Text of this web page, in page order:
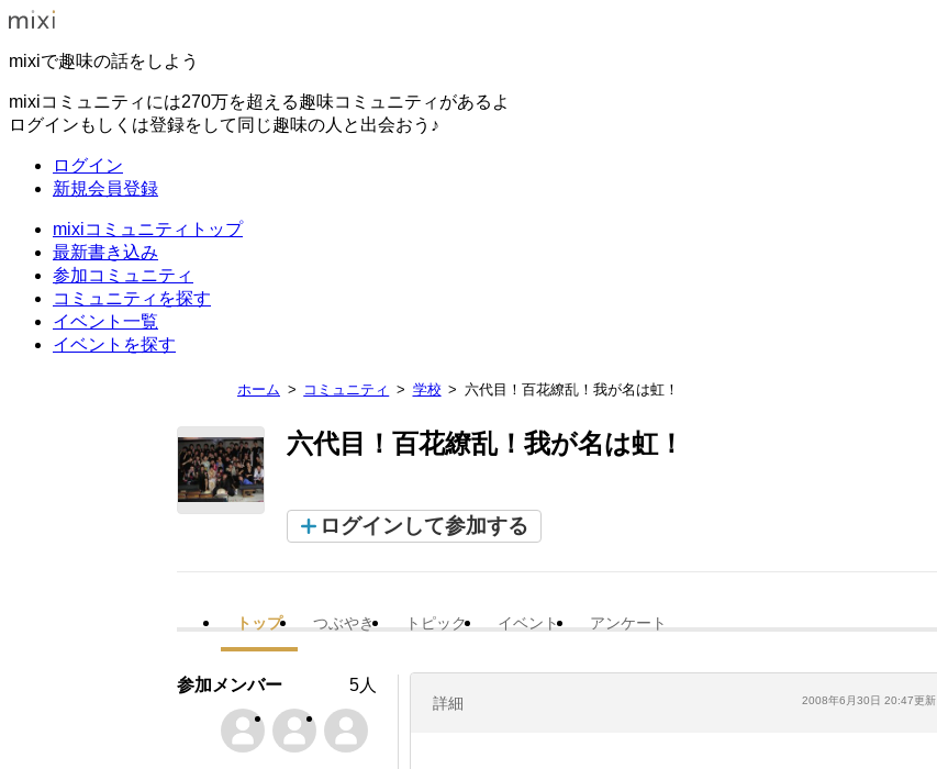
mixiで趣味の話をしよう
mixiコミュニティには270万を超える趣味コミュニティがあるよ
ログインもしくは登録をして同じ趣味の人と出会おう♪
ログイン
新規会員登録
mixiコミュニティトップ
最新書き込み
参加コミュニティ
コミュニティを探す
イベント一覧
イベントを探す
ホーム コミュニティ 学校 六代目！百花繚乱！我が名は虹！
六代目！百花繚乱！我が名は虹！
ログインして参加する
トップ つぶやき トピック イベント アンケート
詳細 2008年6月30日 20:47更新
参加メンバー 5人